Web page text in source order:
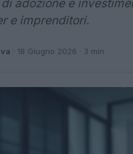
adozione e
e imprenditori.
· 18 Giugno 2026 · 3 min